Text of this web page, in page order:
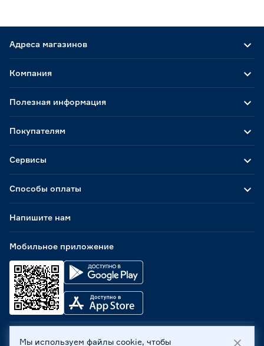
Адреса магазинов
Способы оплаты
Мобильное приложение
Компания
Полезная информация
Покупателям
Сервисы
Напишите нам
ООО «Бауцентр Рус» 2004 -2026, 236029, г. Калининград,
Мы используем файлы cookie, чтобы